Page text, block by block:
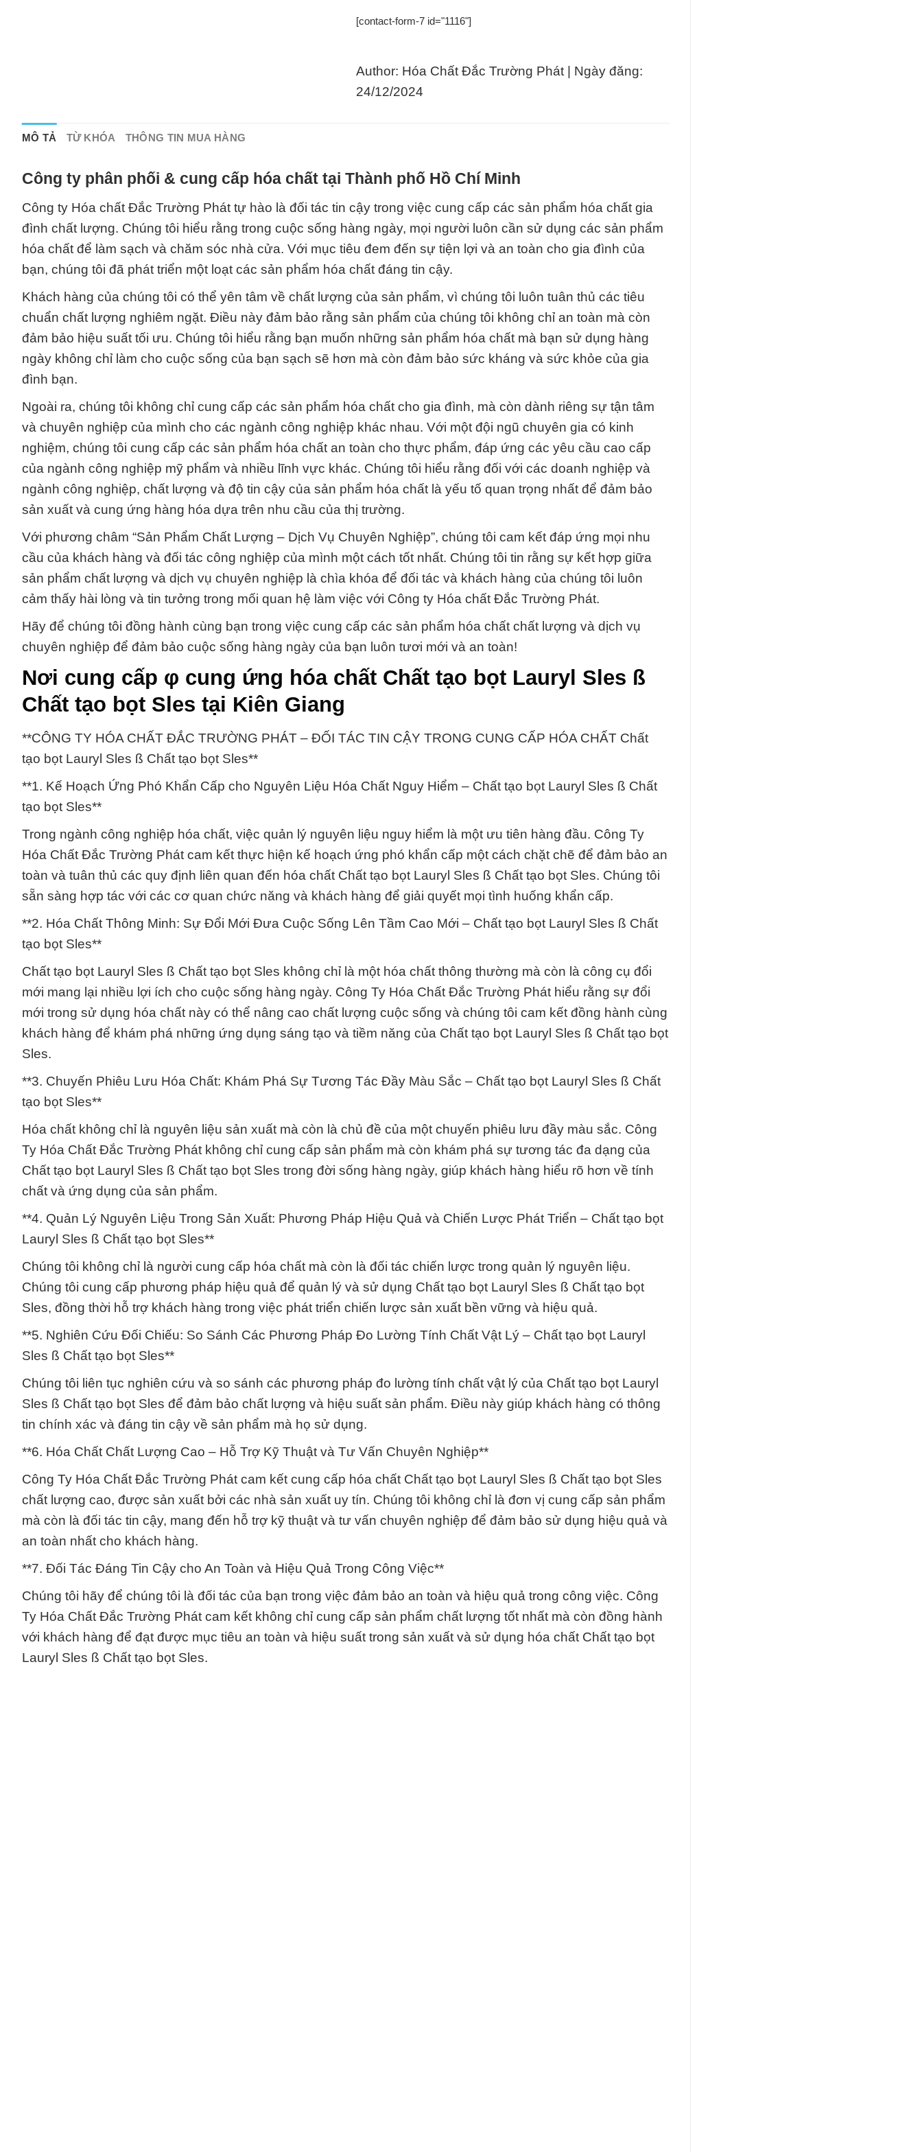
[contact-form-7 id="1116"]
Author: Hóa Chất Đắc Trường Phát | Ngày đăng:
24/12/2024
MÔ TẢ TỪ KHÓA THÔNG TIN MUA HÀNG
Công ty phân phối & cung cấp hóa chất tại Thành phố Hồ Chí Minh
Công ty Hóa chất Đắc Trường Phát tự hào là đối tác tin cậy trong việc cung cấp các sản phẩm hóa chất gia
đình chất lượng. Chúng tôi hiểu rằng trong cuộc sống hàng ngày, mọi người luôn cần sử dụng các sản phẩm
hóa chất để làm sạch và chăm sóc nhà cửa. Với mục tiêu đem đến sự tiện lợi và an toàn cho gia đình của
bạn, chúng tôi đã phát triển một loạt các sản phẩm hóa chất đáng tin cậy.
Khách hàng của chúng tôi có thể yên tâm về chất lượng của sản phẩm, vì chúng tôi luôn tuân thủ các tiêu
chuẩn chất lượng nghiêm ngặt. Điều này đảm bảo rằng sản phẩm của chúng tôi không chỉ an toàn mà còn
đảm bảo hiệu suất tối ưu. Chúng tôi hiểu rằng bạn muốn những sản phẩm hóa chất mà bạn sử dụng hàng
ngày không chỉ làm cho cuộc sống của bạn sạch sẽ hơn mà còn đảm bảo sức kháng và sức khỏe của gia
đình bạn.
Ngoài ra, chúng tôi không chỉ cung cấp các sản phẩm hóa chất cho gia đình, mà còn dành riêng sự tận tâm
và chuyên nghiệp của mình cho các ngành công nghiệp khác nhau. Với một đội ngũ chuyên gia có kinh
nghiệm, chúng tôi cung cấp các sản phẩm hóa chất an toàn cho thực phẩm, đáp ứng các yêu cầu cao cấp
của ngành công nghiệp mỹ phẩm và nhiều lĩnh vực khác. Chúng tôi hiểu rằng đối với các doanh nghiệp và
ngành công nghiệp, chất lượng và độ tin cậy của sản phẩm hóa chất là yếu tố quan trọng nhất để đảm bảo
sản xuất và cung ứng hàng hóa dựa trên nhu cầu của thị trường.
Với phương châm “Sản Phẩm Chất Lượng – Dịch Vụ Chuyên Nghiệp”, chúng tôi cam kết đáp ứng mọi nhu
cầu của khách hàng và đối tác công nghiệp của mình một cách tốt nhất. Chúng tôi tin rằng sự kết hợp giữa
sản phẩm chất lượng và dịch vụ chuyên nghiệp là chìa khóa để đối tác và khách hàng của chúng tôi luôn
cảm thấy hài lòng và tin tưởng trong mối quan hệ làm việc với Công ty Hóa chất Đắc Trường Phát.
Hãy để chúng tôi đồng hành cùng bạn trong việc cung cấp các sản phẩm hóa chất chất lượng và dịch vụ
chuyên nghiệp để đảm bảo cuộc sống hàng ngày của bạn luôn tươi mới và an toàn!
Nơi cung cấp φ cung ứng hóa chất Chất tạo bọt Lauryl Sles ß
Chất tạo bọt Sles tại Kiên Giang
**CÔNG TY HÓA CHẤT ĐẮC TRƯỜNG PHÁT – ĐỐI TÁC TIN CẬY TRONG CUNG CẤP HÓA CHẤT Chất
tạo bọt Lauryl Sles ß Chất tạo bọt Sles**
**1. Kế Hoạch Ứng Phó Khẩn Cấp cho Nguyên Liệu Hóa Chất Nguy Hiểm – Chất tạo bọt Lauryl Sles ß Chất
tạo bọt Sles**
Trong ngành công nghiệp hóa chất, việc quản lý nguyên liệu nguy hiểm là một ưu tiên hàng đầu. Công Ty
Hóa Chất Đắc Trường Phát cam kết thực hiện kế hoạch ứng phó khẩn cấp một cách chặt chẽ để đảm bảo an
toàn và tuân thủ các quy định liên quan đến hóa chất Chất tạo bọt Lauryl Sles ß Chất tạo bọt Sles. Chúng tôi
sẵn sàng hợp tác với các cơ quan chức năng và khách hàng để giải quyết mọi tình huống khẩn cấp.
**2. Hóa Chất Thông Minh: Sự Đổi Mới Đưa Cuộc Sống Lên Tầm Cao Mới – Chất tạo bọt Lauryl Sles ß Chất
tạo bọt Sles**
Chất tạo bọt Lauryl Sles ß Chất tạo bọt Sles không chỉ là một hóa chất thông thường mà còn là công cụ đổi
mới mang lại nhiều lợi ích cho cuộc sống hàng ngày. Công Ty Hóa Chất Đắc Trường Phát hiểu rằng sự đổi
mới trong sử dụng hóa chất này có thể nâng cao chất lượng cuộc sống và chúng tôi cam kết đồng hành cùng
khách hàng để khám phá những ứng dụng sáng tạo và tiềm năng của Chất tạo bọt Lauryl Sles ß Chất tạo bọt
Sles.
**3. Chuyến Phiêu Lưu Hóa Chất: Khám Phá Sự Tương Tác Đầy Màu Sắc – Chất tạo bọt Lauryl Sles ß Chất
tạo bọt Sles**
Hóa chất không chỉ là nguyên liệu sản xuất mà còn là chủ đề của một chuyến phiêu lưu đầy màu sắc. Công
Ty Hóa Chất Đắc Trường Phát không chỉ cung cấp sản phẩm mà còn khám phá sự tương tác đa dạng của
Chất tạo bọt Lauryl Sles ß Chất tạo bọt Sles trong đời sống hàng ngày, giúp khách hàng hiểu rõ hơn về tính
chất và ứng dụng của sản phẩm.
**4. Quản Lý Nguyên Liệu Trong Sản Xuất: Phương Pháp Hiệu Quả và Chiến Lược Phát Triển – Chất tạo bọt
Lauryl Sles ß Chất tạo bọt Sles**
Chúng tôi không chỉ là người cung cấp hóa chất mà còn là đối tác chiến lược trong quản lý nguyên liệu.
Chúng tôi cung cấp phương pháp hiệu quả để quản lý và sử dụng Chất tạo bọt Lauryl Sles ß Chất tạo bọt
Sles, đồng thời hỗ trợ khách hàng trong việc phát triển chiến lược sản xuất bền vững và hiệu quả.
**5. Nghiên Cứu Đối Chiếu: So Sánh Các Phương Pháp Đo Lường Tính Chất Vật Lý – Chất tạo bọt Lauryl
Sles ß Chất tạo bọt Sles**
Chúng tôi liên tục nghiên cứu và so sánh các phương pháp đo lường tính chất vật lý của Chất tạo bọt Lauryl
Sles ß Chất tạo bọt Sles để đảm bảo chất lượng và hiệu suất sản phẩm. Điều này giúp khách hàng có thông
tin chính xác và đáng tin cậy về sản phẩm mà họ sử dụng.
**6. Hóa Chất Chất Lượng Cao – Hỗ Trợ Kỹ Thuật và Tư Vấn Chuyên Nghiệp**
Công Ty Hóa Chất Đắc Trường Phát cam kết cung cấp hóa chất Chất tạo bọt Lauryl Sles ß Chất tạo bọt Sles
chất lượng cao, được sản xuất bởi các nhà sản xuất uy tín. Chúng tôi không chỉ là đơn vị cung cấp sản phẩm
mà còn là đối tác tin cậy, mang đến hỗ trợ kỹ thuật và tư vấn chuyên nghiệp để đảm bảo sử dụng hiệu quả và
an toàn nhất cho khách hàng.
**7. Đối Tác Đáng Tin Cậy cho An Toàn và Hiệu Quả Trong Công Việc**
Chúng tôi hãy để chúng tôi là đối tác của bạn trong việc đảm bảo an toàn và hiệu quả trong công việc. Công
Ty Hóa Chất Đắc Trường Phát cam kết không chỉ cung cấp sản phẩm chất lượng tốt nhất mà còn đồng hành
với khách hàng để đạt được mục tiêu an toàn và hiệu suất trong sản xuất và sử dụng hóa chất Chất tạo bọt
Lauryl Sles ß Chất tạo bọt Sles.